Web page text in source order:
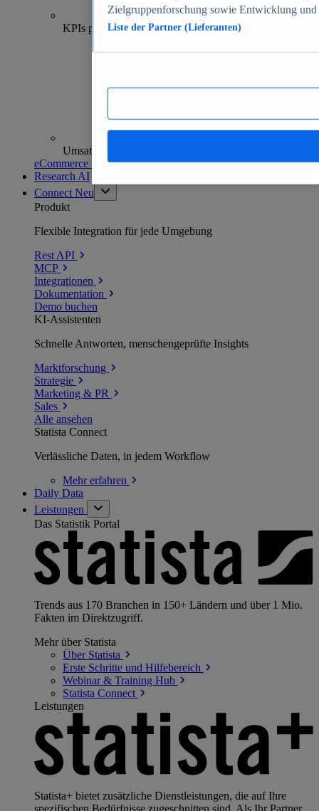
70+
KPIs pro Shop
Umsatzanalysen und -prognosen
eCommerce Insights entdecken
Research AI
Connect Neu
Produkt
Flexible Integration für jede Umgebung
Rest API
MCP
Integrationen
Dokumentation
Demo buchen
KI-Assistenten
Schnelle Antworten, menschengeprüfte Insights
Marktforschung
Strategie
Marketing & PR
Sales
Alle ansehen
Statista Connect
Verlässliche Daten, in jedem Workflow
Mehrerfahren
Daily Data
Leistungen
Das Statistik Portal
Trends aus 170 Branchen in 150+ Ländern und über 1 Mio.
Fakten im Direktzugriff.
Mehr über Statista
Über Statista
Erste Schritte und Hilfebereich
Webinar & Training Hub
Statista Connect
Leistungen
Statista+ bietet zusätzliche Dienstleistungen, die auf Ihre
spezifischen Bedürfnisse zugeschnitten sind. Als Ihr Partner
Zielgruppenforschung sowie Entwicklung
Liste der Partner (Lieferanten)